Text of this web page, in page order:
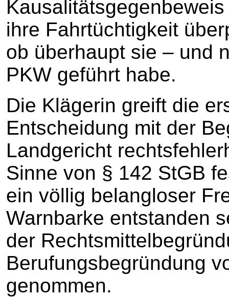
ihre Fahrtüchtigkeit
ob überhaupt sie – und
PKW geführt habe.
Die Klägerin greift die
Entscheidung mit der
Landgericht
Sinne von § 142 StGB
ein völlig belangloser
Warnbarke entstanden
der
Berufungsbegründung
genommen.